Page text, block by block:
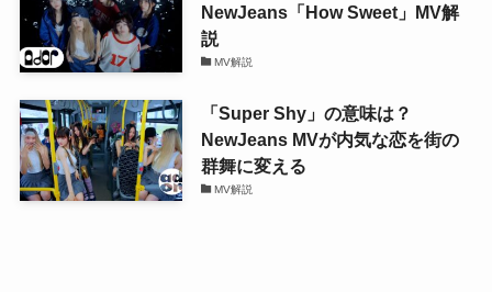
NewJeans「How Sweet」MV解
説
MV解説
「Super Shy」の意味は？
NewJeans MVが内気な恋を街の
群舞に変える
MV解説